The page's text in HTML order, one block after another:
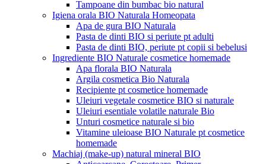
Tampoane din bumbac bio natural
Igiena orala BIO Naturala Homeopata
Apa de gura BIO Naturala
Pasta de dinti BIO si periute pt adulti
Pasta de dinti BIO, periute pt copii si bebelusi
Ingrediente BIO Naturale cosmetice homemade
Apa florala BIO Naturala
Argila cosmetica Bio Naturala
Recipiente pt cosmetice homemade
Uleiuri vegetale cosmetice BIO si naturale
Uleiuri esentiale volatile naturale Bio
Unturi cosmetice naturale si bio
Vitamine uleioase BIO Naturale pt cosmetice
homemade
Machiaj (make-up) natural mineral BIO